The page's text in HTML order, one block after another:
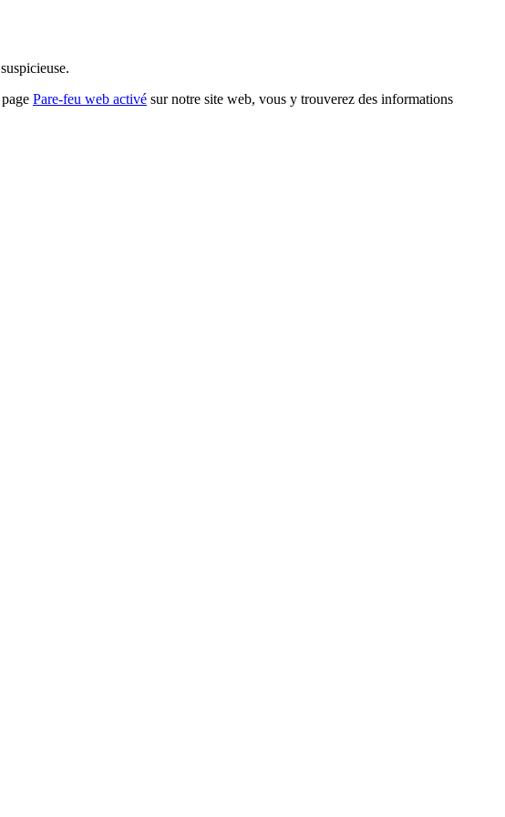
Pare-feu web activé sur notre site web, vous y trouverez des informations